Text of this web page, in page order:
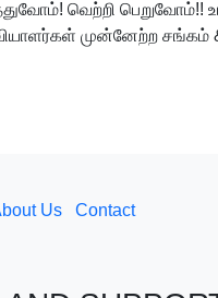
வெற்றி
முன்னேற்ற
Us Contact